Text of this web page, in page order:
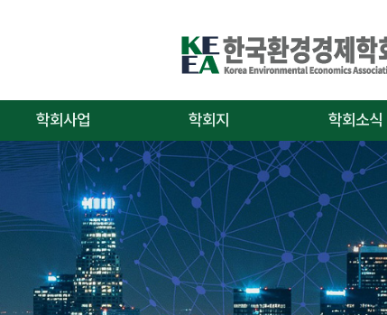
학회사업
학회사업
학회지
논문투고 안내
논문투고 규정
학회지검색
학회소식
공지사항
학술대회/행사
채용/모집안내
온라인문의